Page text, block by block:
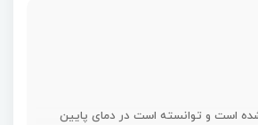
شده است و توانسته است در دمای پایین